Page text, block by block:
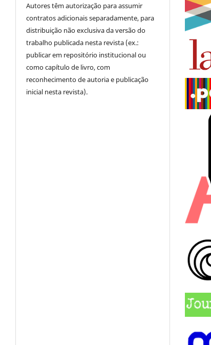
Autores têm autorização para assumir
contratos adicionais separadamente, para
distribuição não exclusiva da versão do
trabalho publicada nesta revista (ex.:
publicar em repositório institucional ou
como capítulo de livro, com
reconhecimento de autoria e publicação
inicial nesta revista).